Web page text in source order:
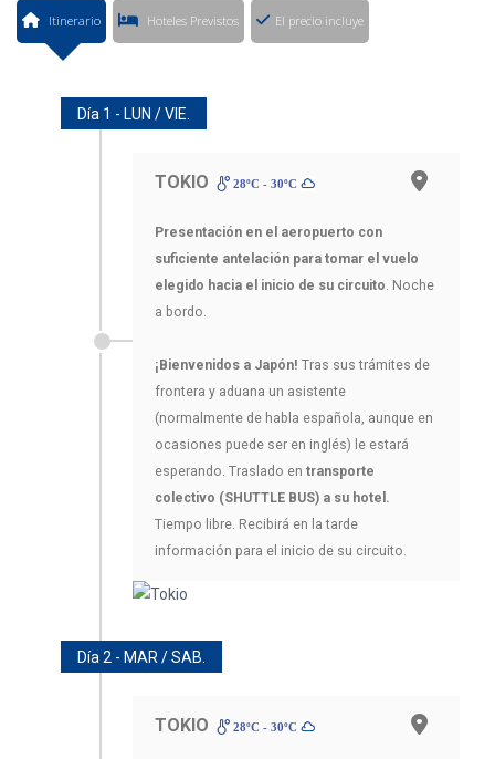
Itinerario Hoteles Previstos El precio incluye
Día 1 - LUN / VIE.
TOKIO 28ºC - 30ºC
Presentación en el aeropuerto con
suficiente antelación para tomar el vuelo
elegido hacia el inicio de su circuito . Noche
a bordo.
¡Bienvenidos a Japón! Tras sus trámites de
frontera y aduana un asistente
(normalmente de habla española, aunque en
ocasiones puede ser en inglés) le estará
esperando. Traslado en transporte
colectivo (SHUTTLE BUS) a su hotel.
Tiempo libre. Recibirá en la tarde
información para el inicio de su circuito.
Día 2 - MAR / SAB.
TOKIO 28ºC - 30ºC